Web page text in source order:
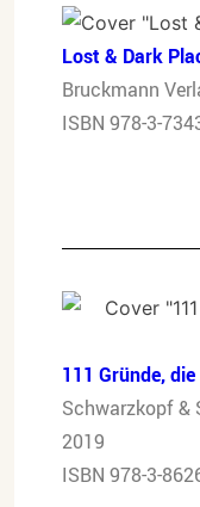
Lost & Dark
Bruckmann
ISBN 978-3-
111 Gründe,
Schwarzkopf &
2019
ISBN 978-3-